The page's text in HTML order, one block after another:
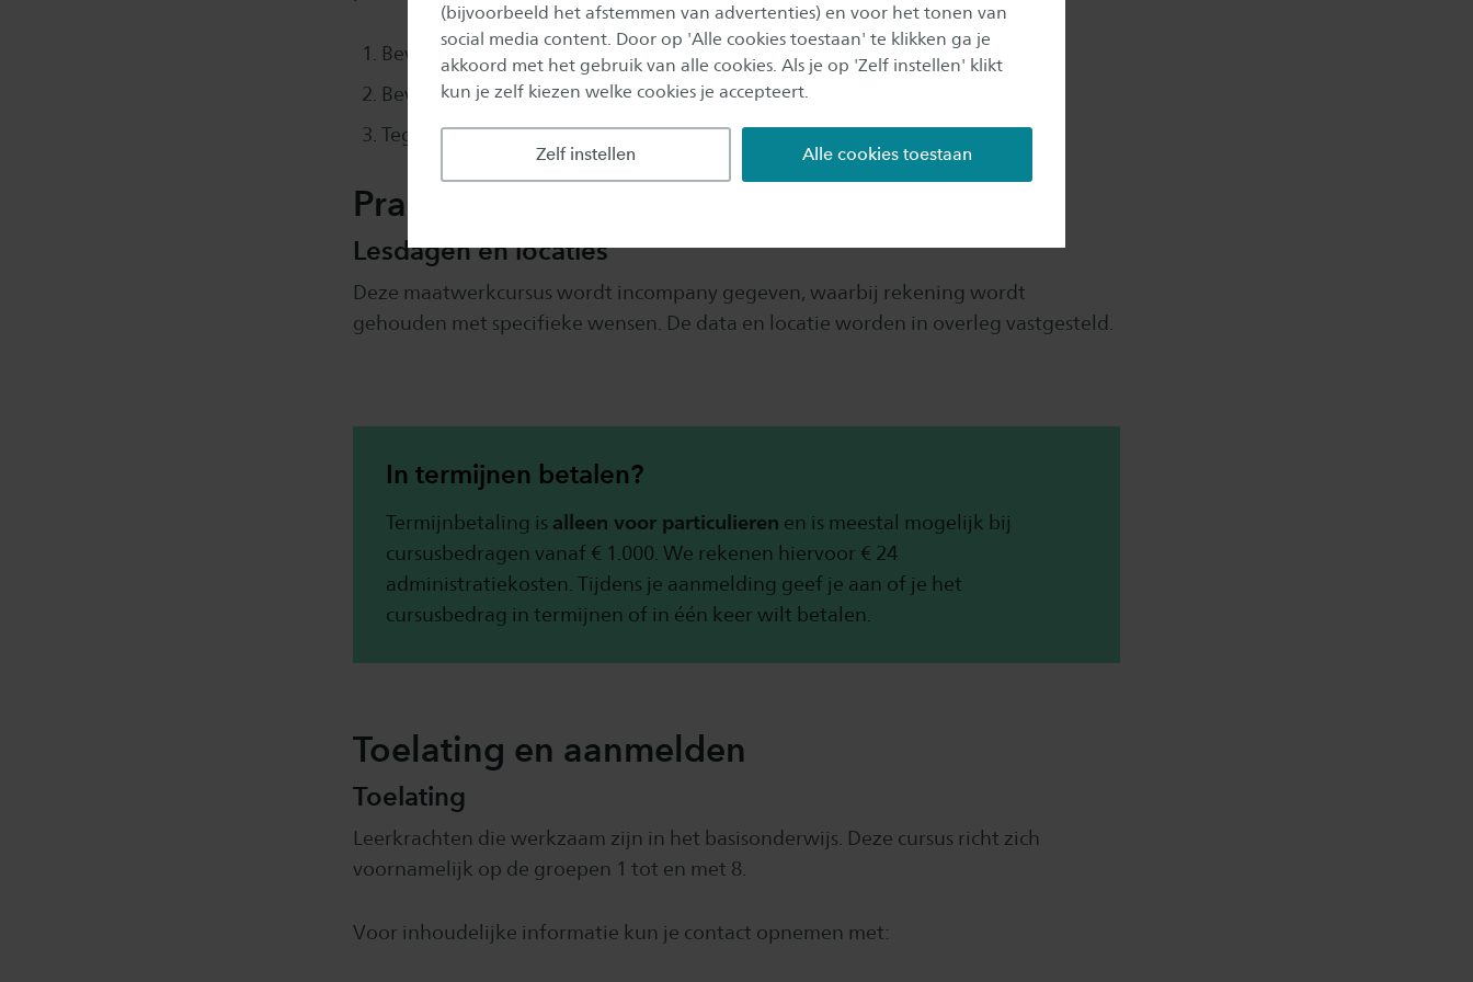
(bijvoorbeeld het afstemmen van advertenties) en voor het tonen van
social media content. Door op 'Alle cookies toestaan' te klikken ga je
akkoord met het gebruik van alle cookies. Als je op 'Zelf instellen' klikt
kun je zelf kiezen welke cookies je accepteert.
Zelf instellen Alle cookies toestaan
Bewegingsintegratie
Bewegingstussendoortjes
Tegengaan van sedentair gedrag = langdurig zitten
Praktische informatie
Lesdagen en locaties
Deze maatwerkcursus wordt incompany gegeven, waarbij rekening wordt
gehouden met specifieke wensen. De data en locatie worden in overleg vastgesteld.
In termijnen betalen?
Termijnbetaling is alleen voor particulieren en is meestal mogelijk bij
cursusbedragen vanaf € 1.000. We rekenen hiervoor € 24
administratiekosten. Tijdens je aanmelding geef je aan of je het
cursusbedrag in termijnen of in één keer wilt betalen.
Toelating en aanmelden
Toelating
Leerkrachten die werkzaam zijn in het basisonderwijs. Deze cursus richt zich
voornamelijk op de groepen 1 tot en met 8.
Voor inhoudelijke informatie kun je contact opnemen met: